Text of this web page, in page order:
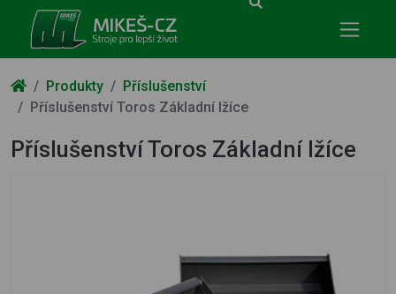
Produkty
Příslušenství
Příslušenství Toros Základní lžíce
Příslušenství Toros Základní lžíce